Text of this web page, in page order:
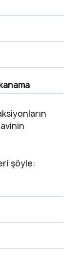
şöyle: